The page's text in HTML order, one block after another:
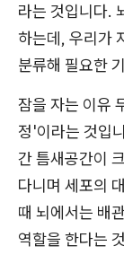
라는 것입니다.
하는데, 우리가
분류해 필요한
잠을 자는 이유
정'이라는 것입
간 틈새공간이
다니며 세포의
때 뇌에서는 배
역할을 한다는